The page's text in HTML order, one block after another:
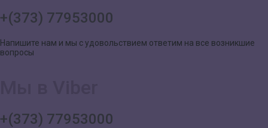
+(373) 77953000
Напишите нам и мы с удовольствием ответим на все возникшие
вопросы
+(373) 77953000